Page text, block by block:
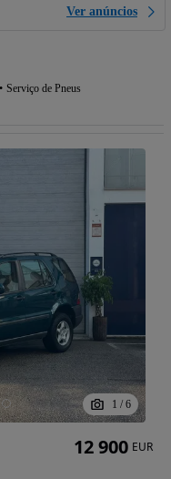
Ver anúncios
Serviço de Pneus
1 / 6
12 900 EUR